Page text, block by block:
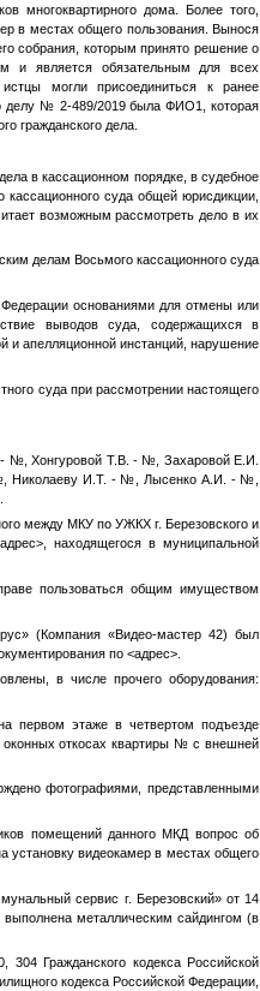
многоквартирного дома. Более того,
в местах общего пользования. Вынося
собрания, которым принято решение о
и является обязательным для всех
могли присоединиться к ранее
делу № 2-489/2019 былаФИО1
, которая
гражданского дела.
в кассационном порядке, в судебное
суда общей юрисдикции,
возможным рассмотреть дело в их
делам Восьмого кассационного суда
Федерации основаниями для отмены или
выводов суда, содержащихся в
и апелляционной инстанций, нарушение
суда при рассмотрении настоящего
№ , Хонгуровой Т.В. - № , Захаровой Е.И.
, Николаеву И.Т. - № , Лысенко А.И. - №
между МКУ по УЖКХ г. Березовского и
, находящегося в муниципальной
пользоваться общим имуществом
(Компания «Видео-мастер 42) был
по <адрес>.
в числе прочего оборудования:
первом этаже в четвертом подъезде
откосах квартиры № с внешней
фотографиями, представленными
помещений данного МКД вопрос об
установку видеокамер в местах общего
сервис г. Березовский» от 14
выполнена металлическим сайдингом (в
Гражданского кодекса Российской
кодекса Российской Федерации,